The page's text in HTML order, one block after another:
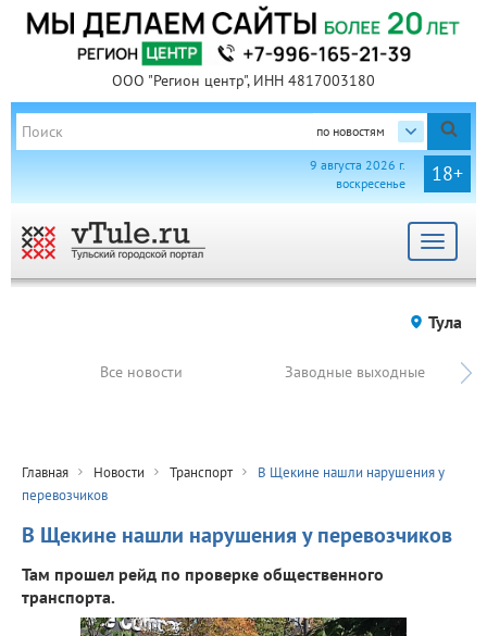
ООО "Регион центр", ИНН 4817003180
по новостям
18+
9 августа 2026 г.
воскресенье
Toggle
Тула
Все новости Заводные выходные
Главная Новости Транспорт
В Щекине нашли нарушения у
перевозчиков
В Щекине нашли нарушения у перевозчиков
Там прошел рейд по проверке общественного
транспорта.